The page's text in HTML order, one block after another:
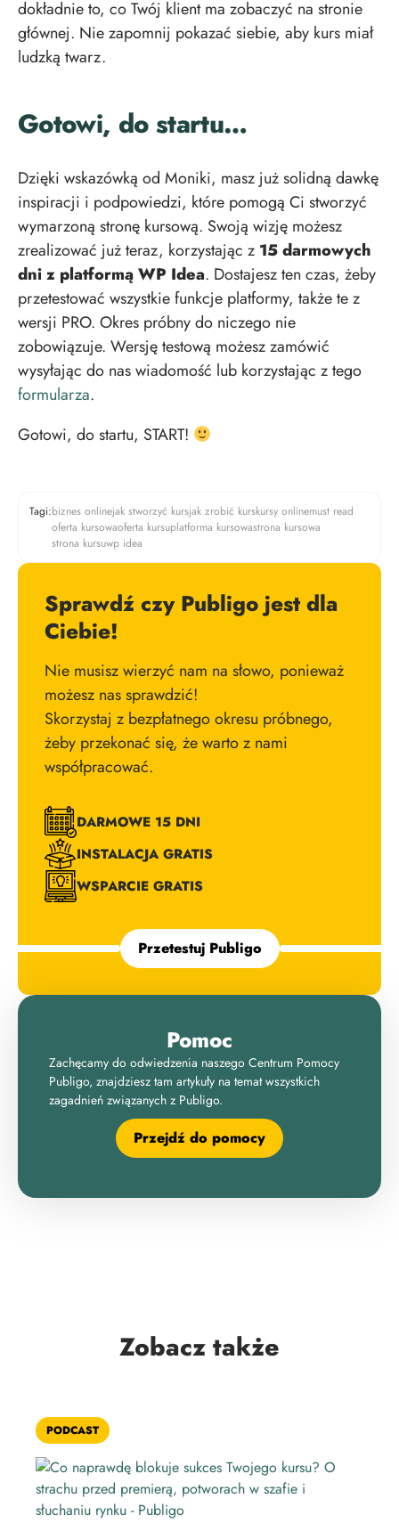
dokładnie to, co Twój klient ma zobaczyć na stronie
głównej. Nie zapomnij pokazać siebie, aby kurs miał
ludzką twarz.
Gotowi, do startu…
Dzięki wskazówką od Moniki, masz już solidną dawkę
inspiracji i podpowiedzi, które pomogą Ci stworzyć
wymarzoną stronę kursową. Swoją wizję możesz
zrealizować już teraz, korzystając z 15 darmowych
dni z platformą WP Idea. Dostajesz ten czas, żeby
przetestować wszystkie funkcje platformy, także te z
wersji PRO. Okres próbny do niczego nie
zobowiązuje. Wersję testową możesz zamówić
wysyłając do nas wiadomość lub korzystając z tego
formularza.
Gotowi, do startu, START!
Tagi:biznes onlinejak stworzyć kursjak zrobić kurskursy onlinemust read
oferta kursowaoferta kursuplatforma kursowastrona kursowa
strona kursuwp idea
Sprawdź czy Publigo jest dla
Ciebie!
Nie musisz wierzyć nam na słowo, ponieważ
możesz nas sprawdzić!
Skorzystaj z bezpłatnego okresu próbnego,
żeby przekonać się, że warto z nami
współpracować.
DARMOWE 15 DNI
INSTALACJA GRATIS
WSPARCIE GRATIS
Przetestuj Publigo
Pomoc
Zachęcamy do odwiedzenia naszego Centrum Pomocy
Publigo, znajdziesz tam artykuły na temat wszystkich
zagadnień związanych z Publigo.
Przejdź do pomocy
Zobacz także
PODCAST